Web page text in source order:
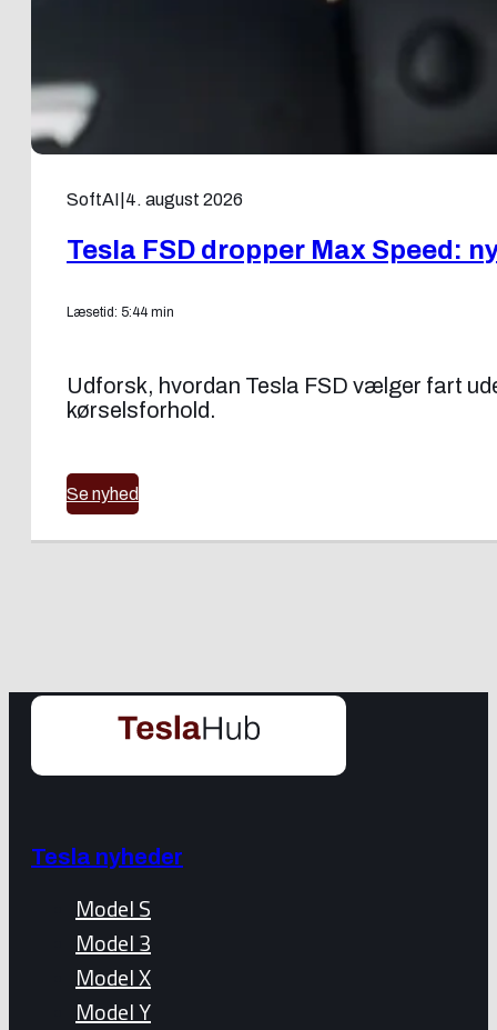
SoftAI 4. august 2026
Tesla FSD dropper Max Speed:
Læsetid: 5:44 min
Udforsk, hvordan Tesla FSD vælger fart
kørselsforhold.
Se nyhed
Tesla nyheder
Model S
Model 3
Model X
Model Y